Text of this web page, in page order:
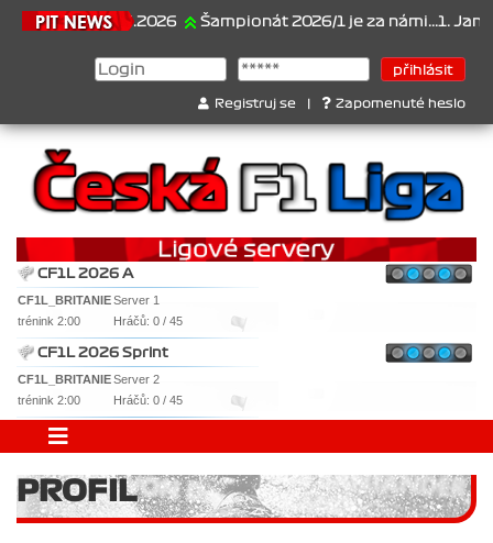
21.6.2026 Šampionát 2026/1 je za námi...1. Jan
Registruj se Zapomenuté heslo
CF1L 2026 A
CF1L_BRITANIEServer 1
trénink 2:00
Hráčů: 0 / 45
CF1L 2026 Sprint
CF1L_BRITANIEServer 2
trénink 2:00
Hráčů: 0 / 45
PROFIL